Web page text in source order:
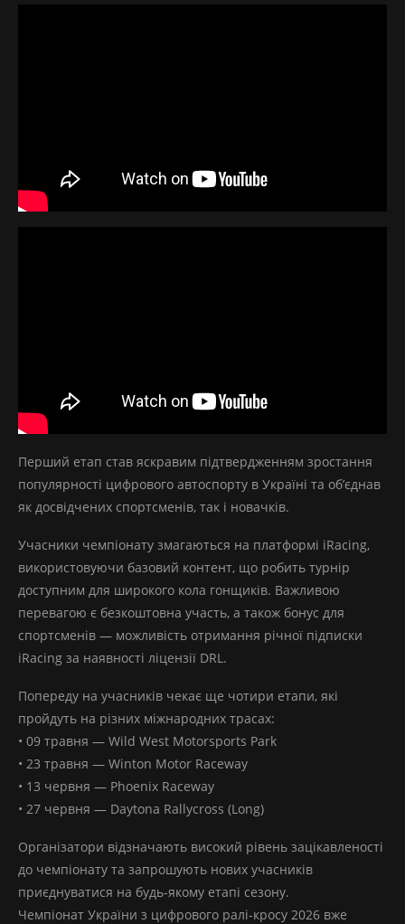
Перший етап став яскравим підтвердженням зростання
популярності цифрового автоспорту в Україні та об’єднав
як досвідчених спортсменів, так і новачків.
Учасники чемпіонату змагаються на платформі iRacing,
використовуючи базовий контент, що робить турнір
доступним для широкого кола гонщиків. Важливою
перевагою є безкоштовна участь, а також бонус для
спортсменів — можливість отримання річної підписки
iRacing за наявності ліцензії DRL.
Попереду на учасників чекає ще чотири етапи, які
пройдуть на різних міжнародних трасах:
• 09 травня — Wild West Motorsports Park
• 23 травня — Winton Motor Raceway
• 13 червня — Phoenix Raceway
• 27 червня — Daytona Rallycross (Long)
Організатори відзначають високий рівень зацікавленості
до чемпіонату та запрошують нових учасників
приєднуватися на будь-якому етапі сезону.
Чемпіонат України з цифрового ралі-кросу 2026 вже